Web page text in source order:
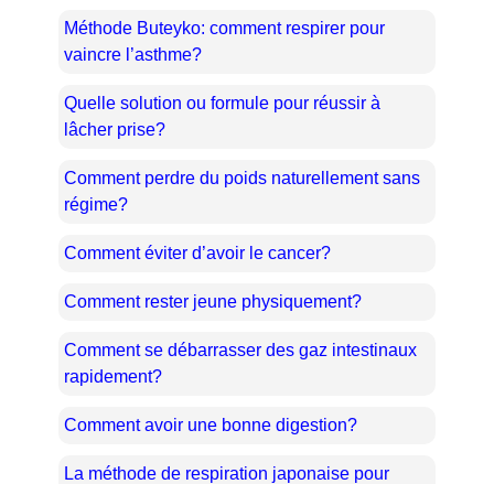
Méthode Buteyko: comment respirer pour
vaincre l’asthme?
Quelle solution ou formule pour réussir à
lâcher prise?
Comment perdre du poids naturellement sans
régime?
Comment éviter d’avoir le cancer?
Comment rester jeune physiquement?
Comment se débarrasser des gaz intestinaux
rapidement?
Comment avoir une bonne digestion?
La méthode de respiration japonaise pour